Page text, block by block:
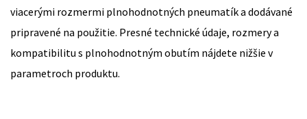
viacerými rozmermi plnohodnotných pneumatík a dodávané
pripravené na použitie. Presné technické údaje, rozmery a
kompatibilitu s plnohodnotným obutím nájdete nižšie v
parametroch produktu.